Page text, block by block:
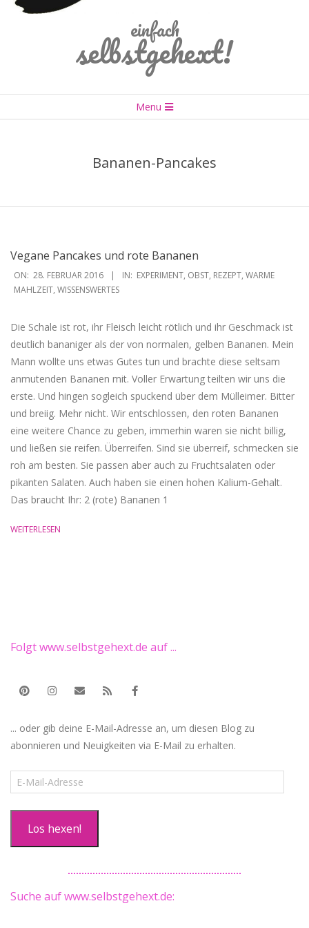
einfach
selbstgehext!
Navigation
Menu
Bananen-Pancakes
Vegane Pancakes und rote Bananen
2016-
02-
ON: 28. FEBRUAR 2016 IN: EXPERIMENT, OBST, REZEPT, WARME
MAHLZEIT, WISSENSWERTES
Die Schale ist rot, ihr Fleisch leicht rötlich und ihr Geschmack ist
deutlich bananiger als der von normalen, gelben Bananen. Mein
Mann wollte uns etwas Gutes tun und brachte diese seltsam
anmutenden Bananen mit. Voller Erwartung teilten wir uns die
erste. Und hingen sogleich spuckend über dem Mülleimer. Bitter
und breiig. Mehr nicht. Wir entschlossen, den roten Bananen
eine weitere Chance zu geben, immerhin waren sie nicht billig,
und ließen sie reifen. Überreifen. Sind sie überreif, schmecken sie
roh am besten. Sie passen aber auch zu Fruchtsalaten oder
pikanten Salaten. Auch haben sie einen hohen Kalium-Gehalt. ‏
Das braucht Ihr: 2 (rote) Bananen 1
WEITERLESEN
Folgt www.selbstgehext.de auf ...
... oder gib deine E-Mail-Adresse an, um diesen Blog zu
abonnieren und Neuigkeiten via E-Mail zu erhalten.
E-
Mail-
Los hexen!
Suche auf www.selbstgehext.de: